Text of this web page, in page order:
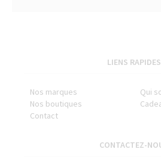
LIENS RAPIDES
Nos marques
Qui
Nos boutiques
Contact
CONTACTEZ-